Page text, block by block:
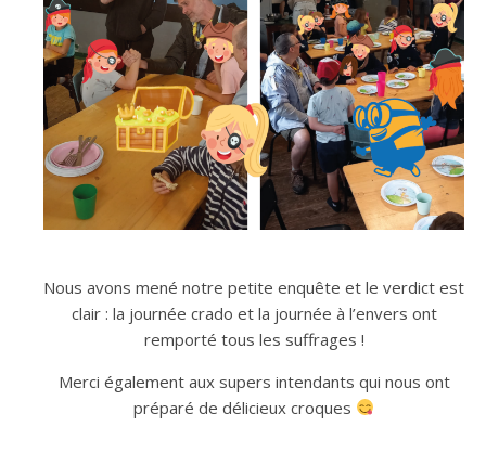
Nous avons mené notre petite enquête et le verdict est
clair : la journée crado et la journée à l’envers ont
remporté tous les suffrages !
Merci également aux supers intendants qui nous ont
préparé de délicieux croques